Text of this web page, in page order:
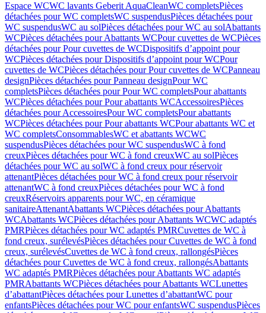
Espace WCWC lavants Geberit AquaCleanWC completsPièces
détachées pour WC completsWC suspendusPièces détachées pour
WC suspendusWC au solPièces détachées pour WC au solAbattants
WCPièces détachées pour Abattants WCPour cuvettes de WCPièces
détachées pour Pour cuvettes de WCDispositifs d’appoint pour
WCPièces détachées pour Dispositifs d’appoint pour WCPour
cuvettes de WCPièces détachées pour Pour cuvettes de WCPanneau
designPièces détachées pour Panneau designPour WC
completsPièces détachées pour Pour WC completsPour abattants
WCPièces détachées pour Pour abattants WCAccessoiresPièces
détachées pour AccessoiresPour WC completsPour abattants
WCPièces détachées pour Pour abattants WCPour abattants WC et
WC completsConsommablesWC et abattants WCWC
suspendusPièces détachées pour WC suspendusWC à fond
creuxPièces détachées pour WC à fond creuxWC au solPièces
détachées pour WC au solWC à fond creux pour réservoir
attenantPièces détachées pour WC à fond creux pour réservoir
attenantWC à fond creuxPièces détachées pour WC à fond
creuxRéservoirs apparents pour WC, en céramique
sanitaireAttenantAbattants WCPièces détachées pour Abattants
WCAbattants WCPièces détachées pour Abattants WCWC adaptés
PMRPièces détachées pour WC adaptés PMRCuvettes de WC à
fond creux, surélevésPièces détachées pour Cuvettes de WC à fond
creux, surélevésCuvettes de WC à fond creux, rallongésPièces
détachées pour Cuvettes de WC à fond creux, rallongésAbattants
WC adaptés PMRPièces détachées pour Abattants WC adaptés
PMRAbattants WCPièces détachées pour Abattants WCLunettes
d’abattantPièces détachées pour Lunettes d’abattantWC pour
enfantsPièces détachées pour WC pour enfantsWC suspendusPièces